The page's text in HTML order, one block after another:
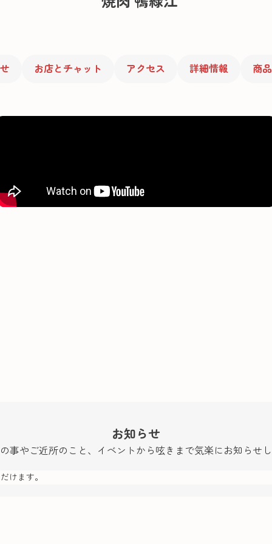
お店とチャット アクセス 詳細情報 商
お知らせ
事やご近所のこと、イベントから呟きまで気楽にお知らせ
けます。